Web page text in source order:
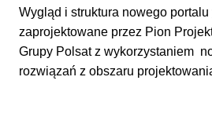
Wygląd i struktura nowego portalu
zaprojektowane przez Pion
Grupy Polsat z wykorzystaniem
rozwiązań z obszaru